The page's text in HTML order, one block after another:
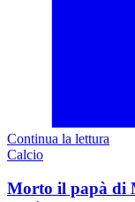
Continua la lettura
Calcio
Morto il papà di